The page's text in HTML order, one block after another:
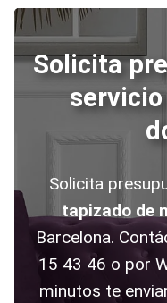
Solicita
Solicita
tapizado de
Barcelona.
15 43 46 o por
minutos te